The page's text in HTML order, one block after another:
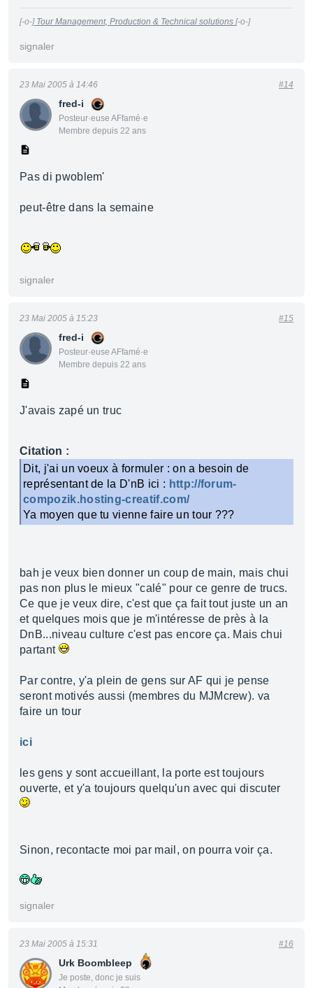
[-o-]Tour Management, Production & Technical solutions [-o-]
signaler
fred-i
Posteur·euse AFfamé·e
Membre depuis 22 ans
23 Mai 2005 à 14:46 #14
Pas di pwoblem'
peut-être dans la semaine
signaler
fred-i
Posteur·euse AFfamé·e
Membre depuis 22 ans
23 Mai 2005 à 15:23 #15
J'avais zapé un truc
Citation :
Dit, j'ai un voeux à formuler : on a besoin de
représentant de la D'nB ici : http://forum-
compozik.hosting-creatif.com/
Ya moyen que tu vienne faire un tour ???
bah je veux bien donner un coup de main, mais chui
pas non plus le mieux "calé" pour ce genre de trucs.
Ce que je veux dire, c'est que ça fait tout juste un an
et quelques mois que je m'intéresse de près à la
DnB...niveau culture c'est pas encore ça. Mais chui
partant
Par contre, y'a plein de gens sur AF qui je pense
seront motivés aussi (membres du MJMcrew). va
faire un tour
ici
les gens y sont accueillant, la porte est toujours
ouverte, et y'a toujours quelqu'un avec qui discuter
Sinon, recontacte moi par mail, on pourra voir ça.
signaler
Urk Boombleep
Je poste, donc je suis
23 Mai 2005 à 15:31 #16